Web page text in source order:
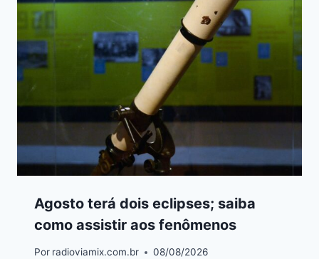
Agosto terá dois eclipses; saiba
como assistir aos fenômenos
Por radioviamix.com.br 08/08/2026